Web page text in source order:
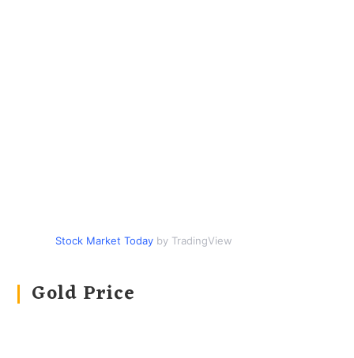
Stock Market Today by TradingView
Gold Price